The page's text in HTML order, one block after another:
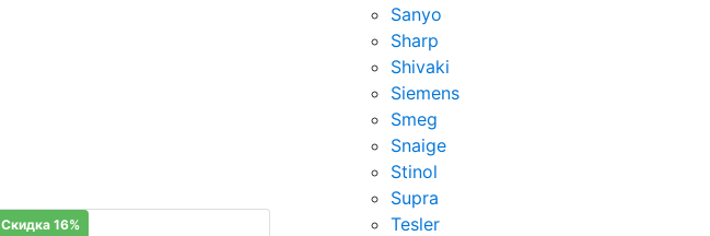
Скидка 16%
Sanyo
Sharp
Shivaki
Siemens
Smeg
Snaige
Stinol
Supra
Tesler